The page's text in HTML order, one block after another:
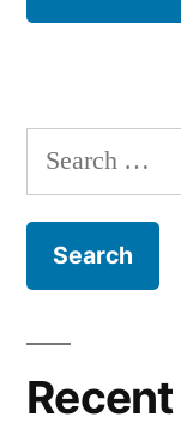
Search
for: